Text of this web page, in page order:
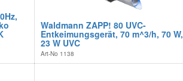
Waldmann ZAPP! 80 UVC-
Entkeimungsgerät, 70 m^3/h, 70 W,
23 W UVC
Art-No 1138